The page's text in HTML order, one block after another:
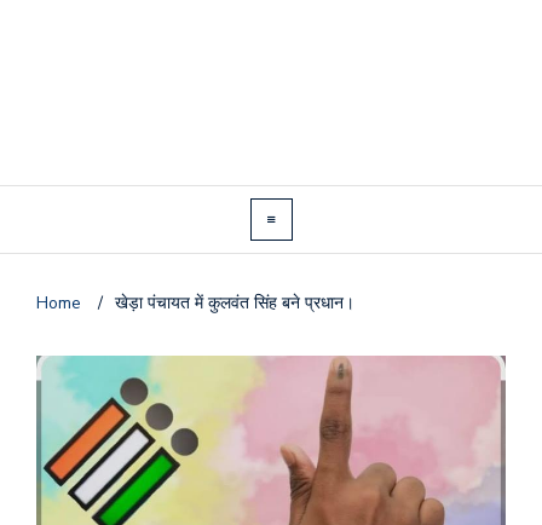
Home / खेड़ा पंचायत में कुलवंत सिंह बने प्रधान।